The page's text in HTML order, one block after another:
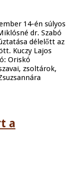
14-én súlyos
dr. Szabó
délelőtt az
Kuczy Lajos
Oriskó
zsoltárok,
a